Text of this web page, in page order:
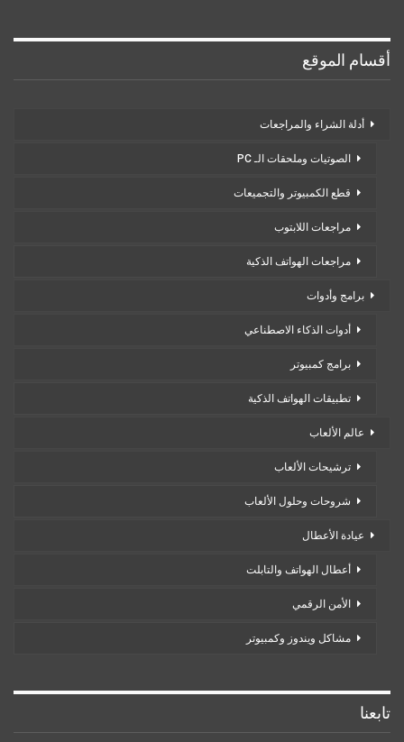
أقسام الموقع
أدلة الشراء والمراجعات
الصوتيات وملحقات الـ PC
قطع الكمبيوتر والتجميعات
مراجعات اللابتوب
مراجعات الهواتف الذكية
برامج وأدوات
أدوات الذكاء الاصطناعي
برامج كمبيوتر
تطبيقات الهواتف الذكية
عالم الألعاب
ترشيحات الألعاب
شروحات وحلول الألعاب
عيادة الأعطال
أعطال الهواتف والتابلت
الأمن الرقمي
مشاكل ويندوز وكمبيوتر
تابعنا